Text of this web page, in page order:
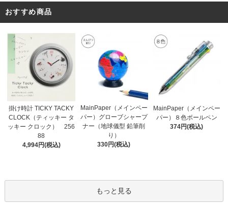
おすすめ商品
掛け時計 TICKY TACKY
CLOCK（ティッキー タ
ッキー クロック） 256
88
4,994円(税込)
MainPaper（メインペー
パー）グローブシャープ
ナー（地球儀型 鉛筆削
り）
330円(税込)
MainPaper（メインペー
パー）８色ボールペン
374円(税込)
もっと見る